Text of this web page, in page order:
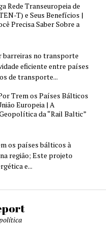
Rede Transeuropeia de
T) e Seus Benefícios |
Precisa Saber Sobre a
barreiras no transporte
eficiente entre países
de transporte...
Trem os Países Bálticos
Europeia | A
da “Rail Baltic”
os países bálticos à
região; Este projeto
e...